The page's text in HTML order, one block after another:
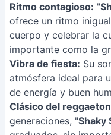
Ritmo contagioso: "
ofrece un ritmo
cuerpo y celebrar la
importante como la
Vibra de fiesta: Su
atmósfera ideal para
de energía y buen
Clásico del
generaciones, "Shaky